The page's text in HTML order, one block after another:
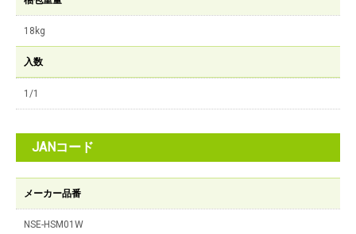
18kg
入数
1/1
JANコード
メーカー品番
NSE-HSM01W